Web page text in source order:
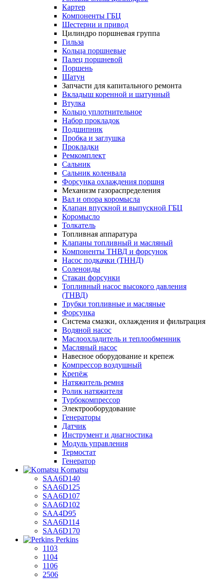
Картер
Компоненты ГБЦ
Шестерни и привод
Цилиндро поршневая группа
Гильза
Кольца поршневые
Палец поршневой
Поршень
Шатун
Запчасти для капитального ремонта
Вкладыш коренной и шатунный
Втулка
Кольцо уплотнительное
Набор прокладок
Подшипник
Пробка и заглушка
Прокладки
Ремкомплект
Сальник
Сальник коленвала
Форсунка охлаждения поршня
Механизм газораспределения
Вал и опора коромысла
Клапан впускной и выпускной ГБЦ
Коромысло
Толкатель
Топливная аппаратура
Клапаны топливный и масляный
Компоненты ТНВД и форсунок
Насос подкачки (ТННД)
Соленоиды
Стакан форсунки
Топливный насос высокого давления
(ТНВД)
Трубки топливные и масляные
Форсунка
Система смазки, охлаждения и фильтрация
Водяной насос
Маслоохладитель и теплообменник
Масляный насос
Навесное оборудование и крепеж
Компрессор воздушный
Крепёж
Натяжитель ремня
Ролик натяжителя
Турбокомпрессор
Электрооборудование
Генераторы
Датчик
Инструмент и диагностика
Модуль управления
Термостат
Генератор
Komatsu
SAA6D140
SAA6D125
SAA6D107
SAA6D102
SAA4D95
SAA6D114
SAA6D170
Perkins
1103
1104
1106
2506